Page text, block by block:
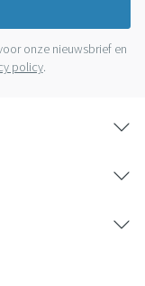
onze nieuwsbrief en
policy.